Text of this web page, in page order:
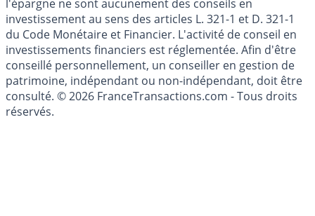
Les articles et commentaires publiés sur le guide de
l'épargne ne sont aucunement des conseils en
investissement au sens des articles L. 321-1 et D. 321-1
du Code Monétaire et Financier. L'activité de conseil en
investissements financiers est réglementée. Afin d'être
conseillé personnellement, un conseiller en gestion de
patrimoine, indépendant ou non-indépendant, doit être
consulté. © 2026 FranceTransactions.com - Tous droits